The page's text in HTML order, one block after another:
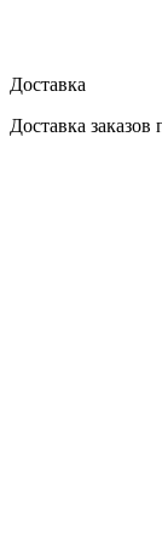
Доставка
Доставка